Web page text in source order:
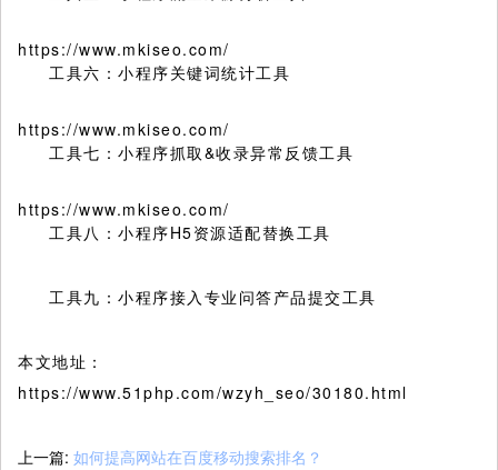
https://www.mkiseo.com/
工具六：小程序关键词统计工具
https://www.mkiseo.com/
工具七：小程序抓取&收录异常反馈工具
https://www.mkiseo.com/
工具八：小程序H5资源适配替换工具
工具九：小程序接入专业问答产品提交工具
本文地址：
https://www.51php.com/wzyh_seo/30180.html
上一篇: 如何提高网站在百度移动搜索排名？